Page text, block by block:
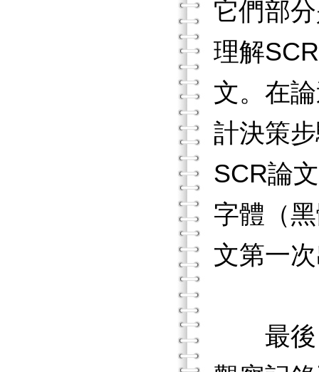
它們部
理解
文。在
計決策
SCR論
字體（
文第一
最後，